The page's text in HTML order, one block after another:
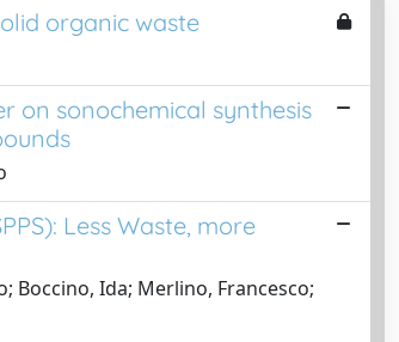
organic waste
on sonochemical synthesis
Less Waste, more
Boccino, Ida; Merlino, Francesco;